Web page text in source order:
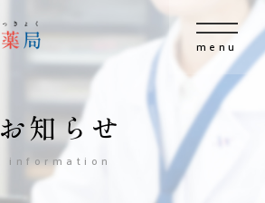
menu
お知らせ
information